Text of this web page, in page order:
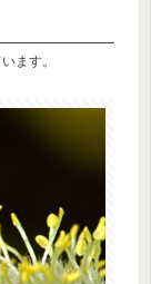
ます。